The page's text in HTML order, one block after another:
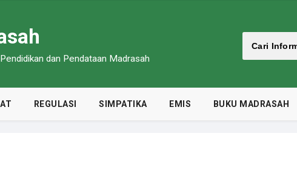
dan Pendataan Madrasah
REGULASI SIMPATIKA EMIS BUKU MADRASAH